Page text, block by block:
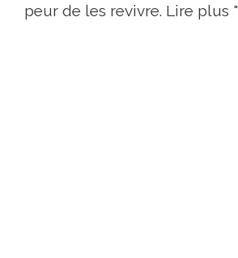
peur de les revivre. Lire plus "